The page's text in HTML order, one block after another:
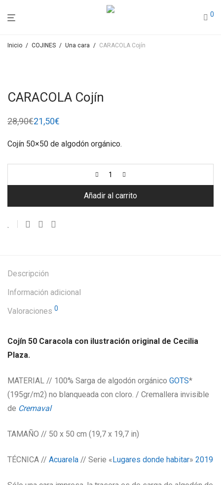
0
Inicio / COJINES / Una cara / CARACOLA Cojín
CARACOLA Cojín
28,90€
El
era:
21,50€
El
es:
Cojín 50×50 de algodón orgánico.
Añadir al carrito
Descripción
Información adicional
Valoraciones 0
Cojín 50 Caracola con ilustración original de Cecilia
Plaza.
MATERIAL // 100% Sarga de algodón orgánico GOTS*
(195gr/m2) no blanqueada con cloro. / Cremallera invisible
de Cremaval
TAMAÑO // 50 x 50 cm (19,7 x 19,7 in)
TÉCNICA // Acuarela // Serie «Lugares donde habitar» 2019